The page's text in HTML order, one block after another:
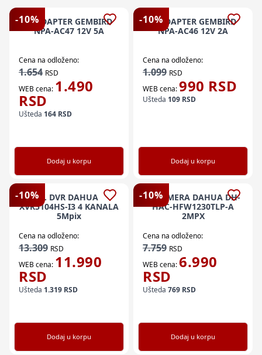
-10%
V. ADAPTER GEMBIRD
NPA-AC47 12V 5A
Cena na odloženo:
1.654 RSD
WEB cena: 1.490
RSD
Ušteda 164 RSD
Dodaj u korpu
-10%
V. ADAPTER GEMBIRD
NPA-AC46 12V 2A
Cena na odloženo:
1.099 RSD
WEB cena:990 RSD
Ušteda 109 RSD
Dodaj u korpu
-10% V. DVR DAHUA
XVR5104HS-I3 4 KANALA
5Mpix
Cena na odloženo:
13.309 RSD
WEB cena: 11.990
RSD
Ušteda 1.319 RSD
Dodaj u korpu
-10%
V. KAMERA DAHUA DH-
HAC-HFW1230TLP-A
2MPX
Cena na odloženo:
7.759 RSD
WEB cena:6.990
RSD
Ušteda 769 RSD
Dodaj u korpu